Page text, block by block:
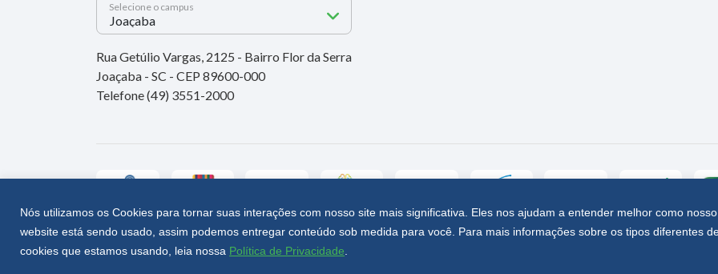
Nós utilizamos os Cookies para tornar suas interações com nosso site mais significativa. Eles nos ajudam a entender melhor como nosso
website está sendo usado, assim podemos entregar conteúdo sob medida para você. Para mais informações sobre os tipos diferentes
cookies que estamos usando, leia nossa Política de Privacidade
Selecione o campus
Rua Getúlio Vargas, 2125 - Bairro Flor da Serra
Joaçaba - SC - CEP 89600-000
Telefone (49) 3551-2000
Unoesc © 2026 - Todos os direitos reservados